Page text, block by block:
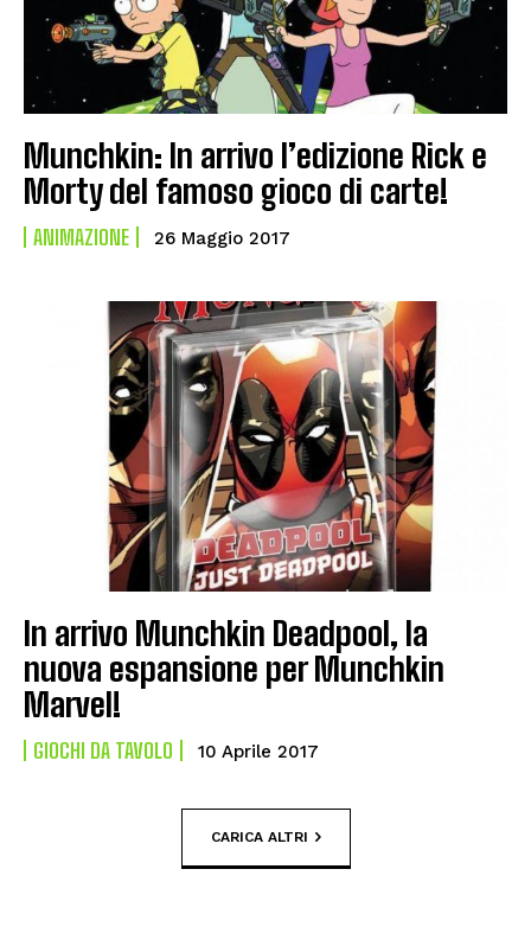
Munchkin: In arrivo l’edizione Rick e
Morty del famoso gioco di carte!
ANIMAZIONE 26 Maggio 2017
In arrivo Munchkin Deadpool, la
nuova espansione per Munchkin
Marvel!
GIOCHI DA TAVOLO 10 Aprile 2017
CARICA ALTRI